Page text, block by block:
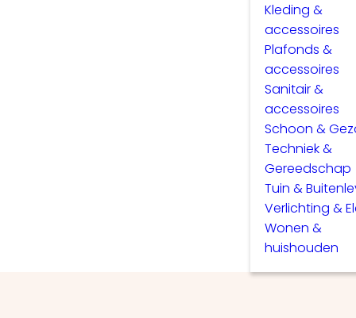
Kleding &
accessoires
Plafonds &
accessoires
Sanitair &
accessoires
Schoon &
Techniek &
Gereedschap
Tuin &
Verlichting &
Wonen &
huishouden